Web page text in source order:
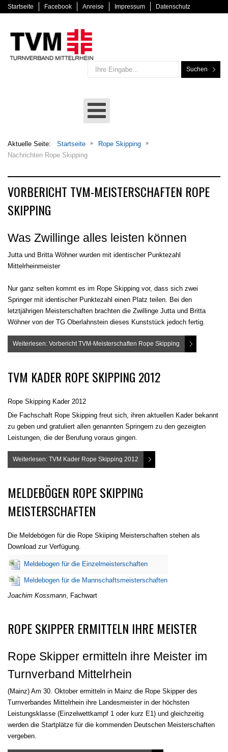
Startseite Facebook Anreise Impressum Datenschutz
Suchen
Aktuelle Seite: Startseite
Rope Skipping
Nachrichten Rope Skipping
VORBERICHT TVM-MEISTERSCHAFTEN ROPE
SKIPPING
Was Zwillinge alles leisten können
Jutta und Britta Wöhner wurden mit identischer Punktezahl
Mittelrheinmeister
Nur ganz selten kommt es im Rope Skipping vor, dass sich zwei
Springer mit identischer Punktezahl einen Platz teilen. Bei den
letztjährigen Meisterschaften brachten die Zwillinge Jutta und Britta
Wöhner von der TG Oberlahnstein dieses Kunststück jedoch fertig.
Weiterlesen: Vorbericht TVM-Meisterschaften Rope Skipping
TVM KADER ROPE SKIPPING 2012
Rope Skipping Kader 2012
Die Fachschaft Rope Skipping freut sich, ihren aktuellen Kader bekannt
zu geben und gratuliert allen genannten Springern zu den gezeigten
Leistungen, die der Berufung voraus gingen.
Weiterlesen: TVM Kader Rope Skipping 2012
MELDEBÖGEN ROPE SKIPPING
MEISTERSCHAFTEN
Die Meldebögen für die Rope Skiiping Meisterschaften stehen als
Download zur Verfügung.
Meldebogen für die Einzelmeisterschaften
Meldebogen für die Mannschaftsmeisterschaften
Joachim Kossmann , Fachwart
ROPE SKIPPER ERMITTELN IHRE MEISTER
Rope Skipper ermitteln ihre Meister im
Turnverband Mittelrhein
(Mainz) Am 30. Oktober ermitteln in Mainz die Rope Skipper des
Turnverbandes Mittelrhein ihre Landesmeister in der höchsten
Leistungsklasse (Einzelwettkampf 1 oder kurz E1) und gleichzeitig
werden die Startplätze für die kommenden Deutschen Meisterschaften
vergeben.